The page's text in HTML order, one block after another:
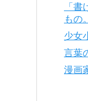
「
もの。
少女
言葉
漫画